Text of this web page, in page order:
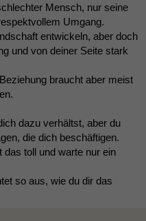
Mensch, nur seine
Umgang.
entwickeln, aber doch
und von deiner Seite stark
braucht aber meist
dazu verhältst, aber du
die dich beschäftigen.
toll und warte nur ein
so aus, wie du dir das